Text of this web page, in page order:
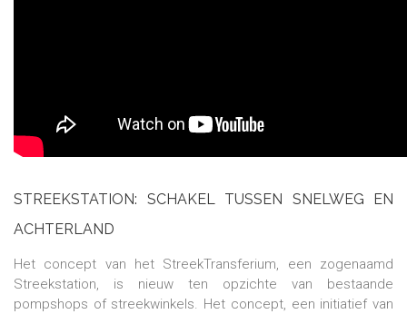
STREEKSTATION: SCHAKEL TUSSEN SNELWEG EN
ACHTERLAND
Het concept van het StreekTransferium, een zogenaamd
Streekstation, is nieuw ten opzichte van bestaande
pompshops of streekwinkels. Het concept, een initiatief van